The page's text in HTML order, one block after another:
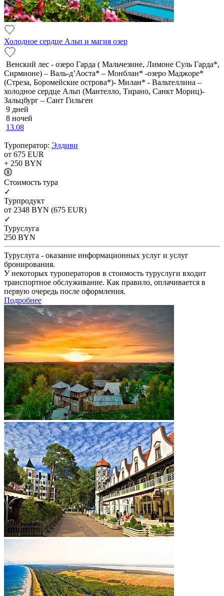
Холодное сердце Альп и магия озер
Венский лес - озеро Гарда ( Мальчезине, Лимоне Суль Гарда*,
Сирмионе) – Валь-д’Аоста* – Монблан* -озеро Маджоре*
(Стреза, Боромейские острова*)- Милан* - Вальтеллина –
холодное сердце Альп (Мантелло, Тирано, Санкт Мориц)-
Зальцбург – Сант Гильген
9 дней
8 ночей
13.08
Туроператор: Элдиви
от 675 EUR
+ 250 BYN
Cтоимость тура
✓
Турпродукт
от 2348 BYN (675 EUR)
✓
Туруслуга
250 BYN
Туруслуга - оказание информационных услуг и услуг
бронирования.
У некоторых туроператоров в стоимость туруслуги входит
транспортное обслуживание. Как правило, оплачивается в
первую очередь после оформления.
Подробнее